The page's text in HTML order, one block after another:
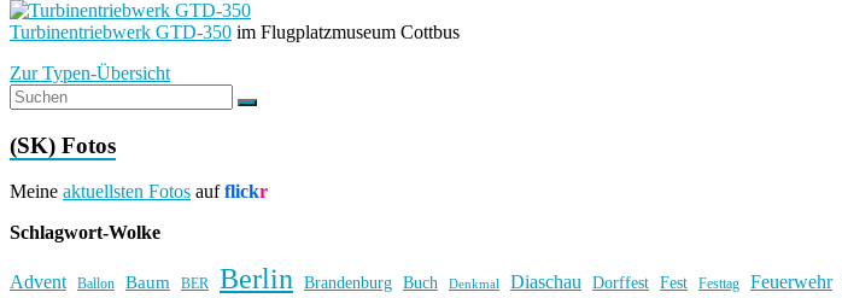
Turbinentriebwerk GTD-350 im Flugplatzmuseum Cottbus
Zur Typen-Übersicht
(SK) Fotos
Meine aktuellsten Fotos aufflickr
Schlagwort-Wolke
Advent Ballon Baum BER Berlin Brandenburg Buch Denkmal Diaschau Dorffest Fest Festtag Feuerwehr